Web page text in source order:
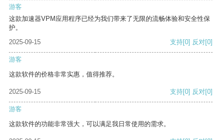
游客
这款加速器VPM应用程序已经为我们带来了无限的流畅体验和安全性保
护。
2025-09-15
支持[0] 反对[0]
游客
这款软件的价格非常实惠，值得推荐。
2025-09-15 支持[0] 反对[0]
游客
这款软件的功能非常强大，可以满足我日常使用的需求。